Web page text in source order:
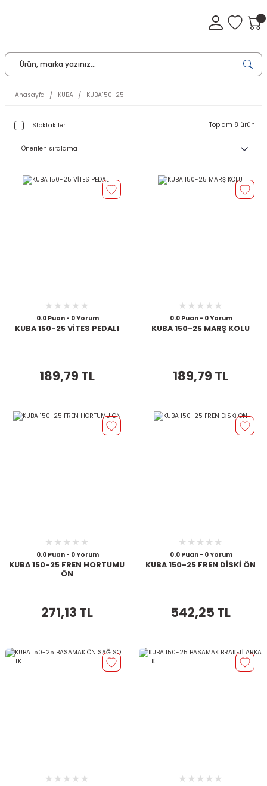
Anasayfa KUBA KUBA150-25
Stoktakiler Toplam 8 ürün
0.0 Puan - 0 Yorum
KUBA 150-25 VİTES PEDALI
189,79 TL
0.0 Puan - 0 Yorum
KUBA 150-25 MARŞ KOLU
189,79 TL
0.0 Puan - 0 Yorum
KUBA 150-25 FREN HORTUMU
ÖN
271,13 TL
0.0 Puan - 0 Yorum
KUBA 150-25 FREN DİSKİ ÖN
542,25 TL